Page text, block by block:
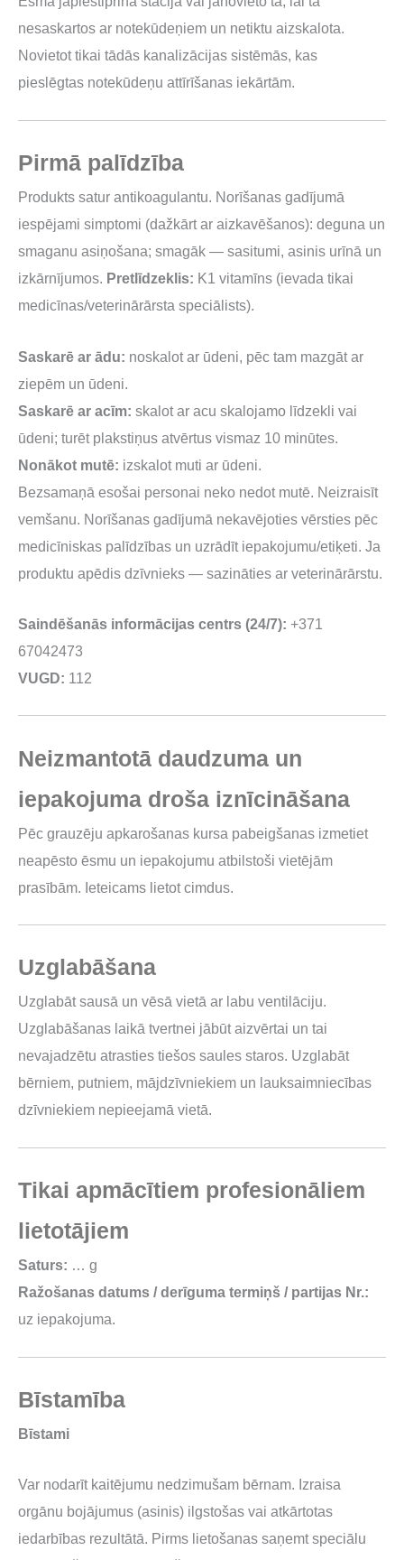
nesaskartos ar notekūdeņiem un netiktu aizskalota.
Novietot tikai tādās kanalizācijas sistēmās, kas
pieslēgtas notekūdeņu attīrīšanas iekārtām.
Pirmā palīdzība
Produkts satur antikoagulantu. Norīšanas gadījumā
iespējami simptomi (dažkārt ar aizkavēšanos): deguna un
smaganu asiņošana; smagāk — sasitumi, asinis urīnā un
izkārnījumos. Pretlīdzeklis: K1 vitamīns (ievada tikai
medicīnas/veterinārārsta speciālists).
Saskarē ar ādu: noskalot ar ūdeni, pēc tam mazgāt ar
ziepēm un ūdeni.
Saskarē ar acīm: skalot ar acu skalojamo līdzekli vai
ūdeni; turēt plakstiņus atvērtus vismaz 10 minūtes.
Nonākot mutē: izskalot muti ar ūdeni.
Bezsamaņā esošai personai neko nedot mutē. Neizraisīt
vemšanu. Norīšanas gadījumā nekavējoties vērsties pēc
medicīniskas palīdzības un uzrādīt iepakojumu/etiķeti. Ja
produktu apēdis dzīvnieks — sazināties ar veterinārārstu.
Saindēšanās informācijas centrs (24/7): +371
67042473
VUGD: 112
Neizmantotā daudzuma un
iepakojuma droša iznīcināšana
Pēc grauzēju apkarošanas kursa pabeigšanas izmetiet
neapēsto ēsmu un iepakojumu atbilstoši vietējām
prasībām. Ieteicams lietot cimdus.
Uzglabāšana
Uzglabāt sausā un vēsā vietā ar labu ventilāciju.
Uzglabāšanas laikā tvertnei jābūt aizvērtai un tai
nevajadzētu atrasties tiešos saules staros. Uzglabāt
bērniem, putniem, mājdzīvniekiem un lauksaimniecības
dzīvniekiem nepieejamā vietā.
Tikai apmācītiem profesionāliem
lietotājiem
Saturs: … g
Ražošanas datums / derīguma termiņš / partijas Nr.:
uz iepakojuma.
Bīstamība
Bīstami
Var nodarīt kaitējumu nedzimušam bērnam. Izraisa
orgānu bojājumus (asinis) ilgstošas vai atkārtotas
iedarbības rezultātā. Pirms lietošanas saņemt speciālu